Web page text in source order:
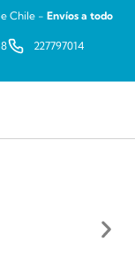
Chile - Envíos a todo
227797014